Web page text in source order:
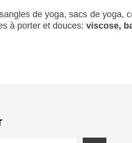
de yoga, sacs de yoga,
à porter et douces: viscose,